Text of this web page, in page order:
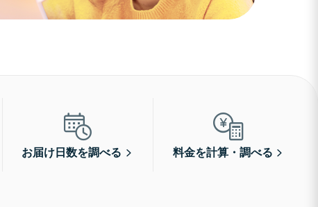
お届け日数を調べる 料金を計算・調べる